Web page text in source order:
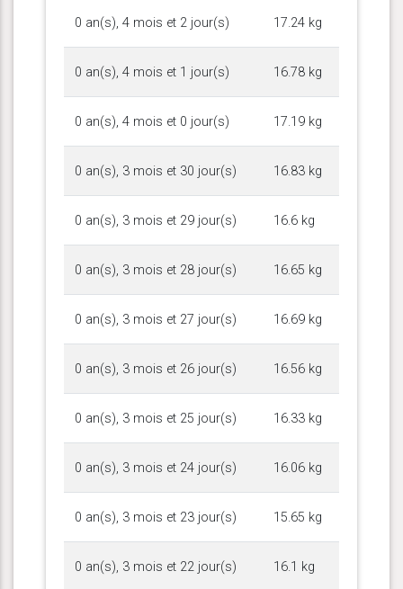
0 an(s), 4 mois et 2 jour(s) 17.24 kg
0 an(s), 4 mois et 1 jour(s) 16.78 kg
0 an(s), 4 mois et 0 jour(s) 17.19 kg
0 an(s), 3 mois et 30 jour(s) 16.83 kg
0 an(s), 3 mois et 29 jour(s) 16.6 kg
0 an(s), 3 mois et 28 jour(s) 16.65 kg
0 an(s), 3 mois et 27 jour(s) 16.69 kg
0 an(s), 3 mois et 26 jour(s) 16.56 kg
0 an(s), 3 mois et 25 jour(s) 16.33 kg
0 an(s), 3 mois et 24 jour(s) 16.06 kg
0 an(s), 3 mois et 23 jour(s) 15.65 kg
0 an(s), 3 mois et 22 jour(s) 16.1 kg